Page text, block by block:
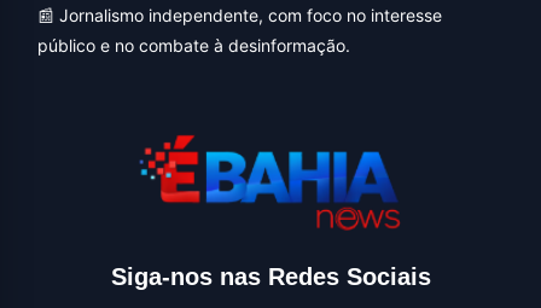
📰 Jornalismo independente, com foco no interesse
público e no combate à desinformação.
Siga-nos nas Redes Sociais